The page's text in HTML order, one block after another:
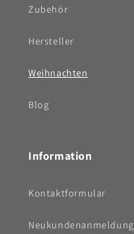
Zubehör
Hersteller
Weihnachten
Blog
Information
Kontaktformular
Neukundenanmeldung